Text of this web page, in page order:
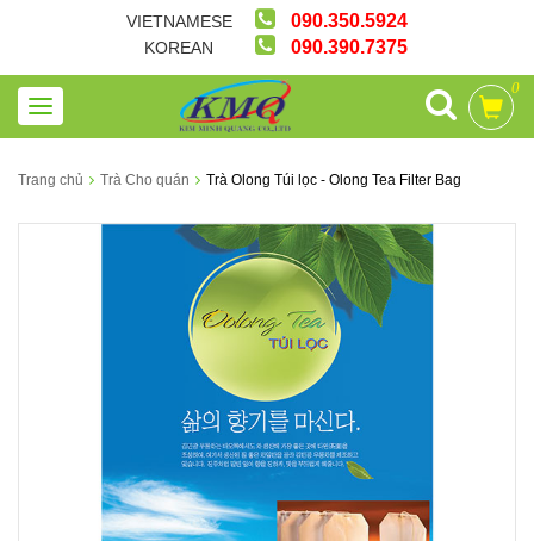
VIETNAMESE 090.350.5924
KOREAN 090.390.7375
0
Trang chủ Trà Cho quán Trà Olong Túi lọc - Olong Tea Filter Bag